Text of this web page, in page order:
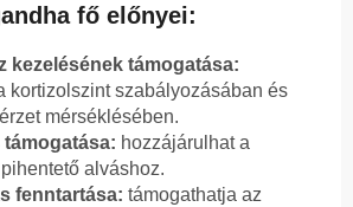
fő előnyei:
kezelésének támogatása:
kortizolszint szabályozásában és
mérséklésében.
támogatása: hozzájárulhat a
alváshoz.
fenntartása: támogathatja az